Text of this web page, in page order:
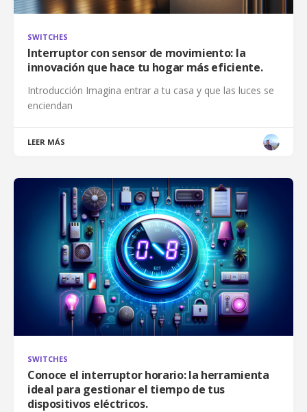
SWITCHES
Interruptor con sensor de movimiento: la
innovación que hace tu hogar más eficiente.
Introducción Imagina entrar a tu casa y que las luces se
enciendan
LEER MÁS
SWITCHES
Conoce el interruptor horario: la herramienta
ideal para gestionar el tiempo de tus
dispositivos eléctricos.